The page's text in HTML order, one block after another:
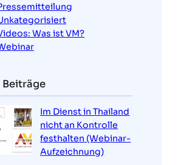
Was ist VM?
Im Dienst in Thailand
nicht an Kontrolle
festhalten (Webinar-
Aufzeichnung)